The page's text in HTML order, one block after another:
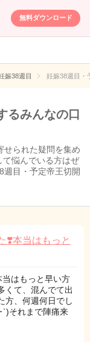
無料ダウンロード
娠38週目 妊娠38週目
るみんなの口
せられた疑問を集め
悩んでいる方はぜ
週目・予定帝王切開
❣️本当はもっと
はもっと早い方
くて、混んでて出
方、何週何日でし
`)それまで陣痛来